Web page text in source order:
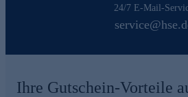
24/7 E-Mail-
Ihre Gutschein-Vorteile